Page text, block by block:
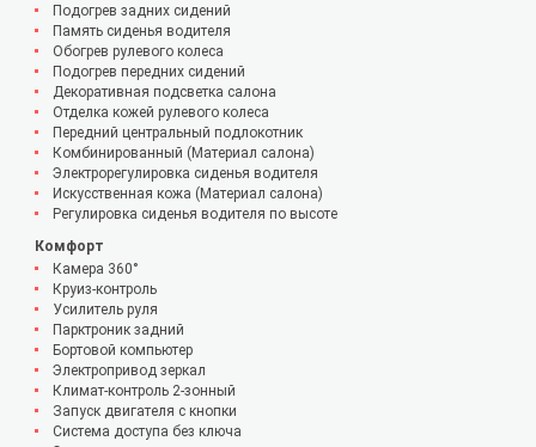
Подогрев задних сидений
Память сиденья водителя
Обогрев рулевого колеса
Подогрев передних сидений
Декоративная подсветка салона
Отделка кожей рулевого колеса
Передний центральный подлокотник
Комбинированный (Материал салона)
Электрорегулировка сиденья водителя
Искусственная кожа (Материал салона)
Регулировка сиденья водителя по высоте
Комфорт
Камера 360°
Круиз-контроль
Усилитель руля
Парктроник задний
Бортовой компьютер
Электропривод зеркал
Климат-контроль 2-зонный
Запуск двигателя с кнопки
Система доступа без ключа